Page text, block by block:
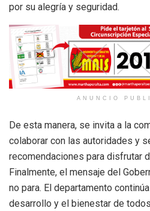
por su alegría y seguridad.
ANUNCIO
De esta manera, se invita a la
colaborar con las autoridades y
recomendaciones para disfrutar
Finalmente, el mensaje del
no para. El departamento
desarrollo y el bienestar de